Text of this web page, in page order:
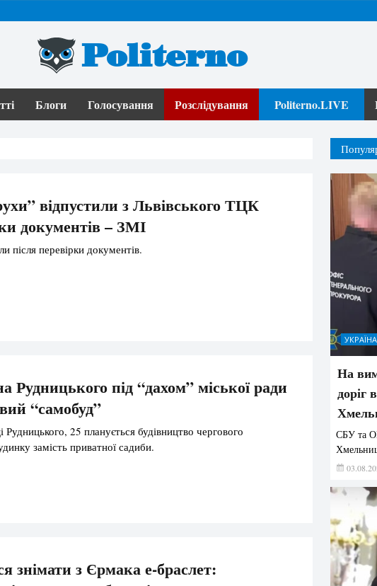
Politerno
Блоги Голосування Розслідування Politerno.LIVE
відпустили з Львівського ТЦК
документів – ЗМІ
після перевірки документів.
Рудницького під “дахом” міської ради
“самобуд”
Рудницького, 25 планується будівництво чергового
замість приватної садиби.
знімати з Єрмака е-браслет:
УКРАЇНА
На
доріг
СБУ та